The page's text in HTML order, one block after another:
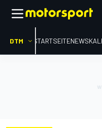
DTM STARTSEITENEWS